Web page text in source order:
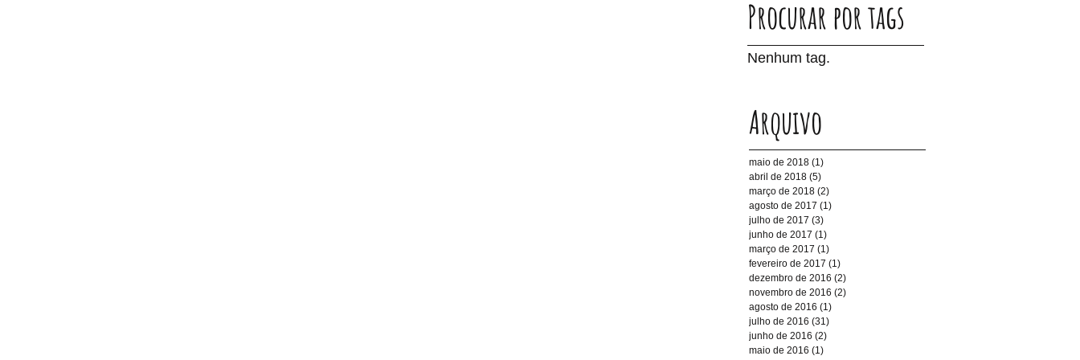
Procurar por tags
Nenhum tag.
Arquivo
maio de 2018 (1)
abril de 2018 (5)
março de 2018 (2)
agosto de 2017 (1)
julho de 2017 (3)
junho de 2017 (1)
março de 2017 (1)
fevereiro de 2017 (1)
dezembro de 2016 (2)
novembro de 2016 (2)
agosto de 2016 (1)
julho de 2016 (31)
junho de 2016 (2)
maio de 2016 (1)